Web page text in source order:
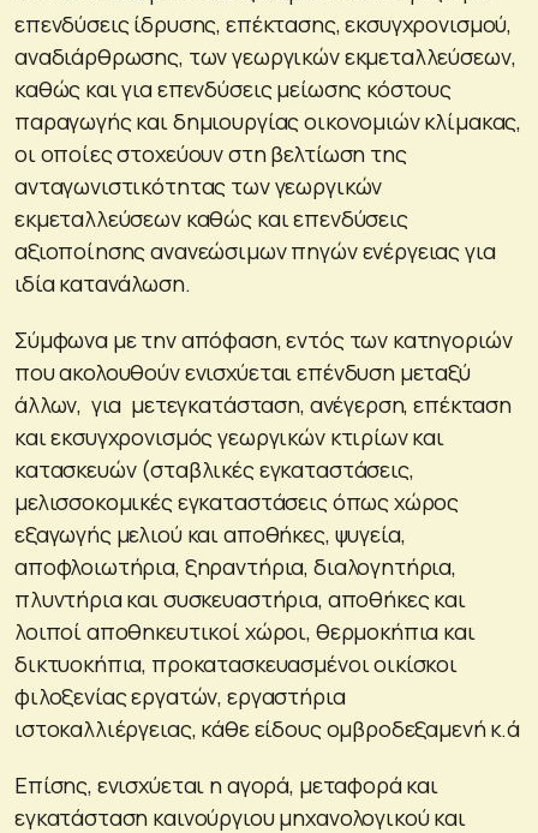
επενδύσεις ίδρυσης, επέκτασης, εκσυγχρονισμού,
αναδιάρθρωσης, των γεωργικών εκμεταλλεύσεων,
καθώς και για επενδύσεις μείωσης κόστους
παραγωγής και δημιουργίας οικονομιών κλίμακας,
οι οποίες στοχεύουν στη βελτίωση της
ανταγωνιστικότητας των γεωργικών
εκμεταλλεύσεων καθώς και επενδύσεις
αξιοποίησης ανανεώσιμων πηγών ενέργειας για
ιδία κατανάλωση.
Σύμφωνα με την απόφαση, εντός των κατηγοριών
που ακολουθούν ενισχύεται επένδυση μεταξύ
άλλων, για μετεγκατάσταση, ανέγερση, επέκταση
και εκσυγχρονισμός γεωργικών κτιρίων και
κατασκευών (σταβλικές εγκαταστάσεις,
μελισσοκομικές εγκαταστάσεις όπως χώρος
εξαγωγής μελιού και αποθήκες, ψυγεία,
αποφλοιωτήρια, ξηραντήρια, διαλογητήρια,
πλυντήρια και συσκευαστήρια, αποθήκες και
λοιποί αποθηκευτικοί χώροι, θερμοκήπια και
δικτυοκήπια, προκατασκευασμένοι οικίσκοι
φιλοξενίας εργατών, εργαστήρια
ιστοκαλλιέργειας, κάθε είδους ομβροδεξαμενή κ.ά
Επίσης, ενισχύεται η αγορά, μεταφορά και
εγκατάσταση καινούργιου μηχανολογικού και